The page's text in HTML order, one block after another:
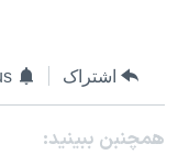
اسرائیل در جنگ
نرگس محمدی برنده
اشتراک
همچنبن ببینید: